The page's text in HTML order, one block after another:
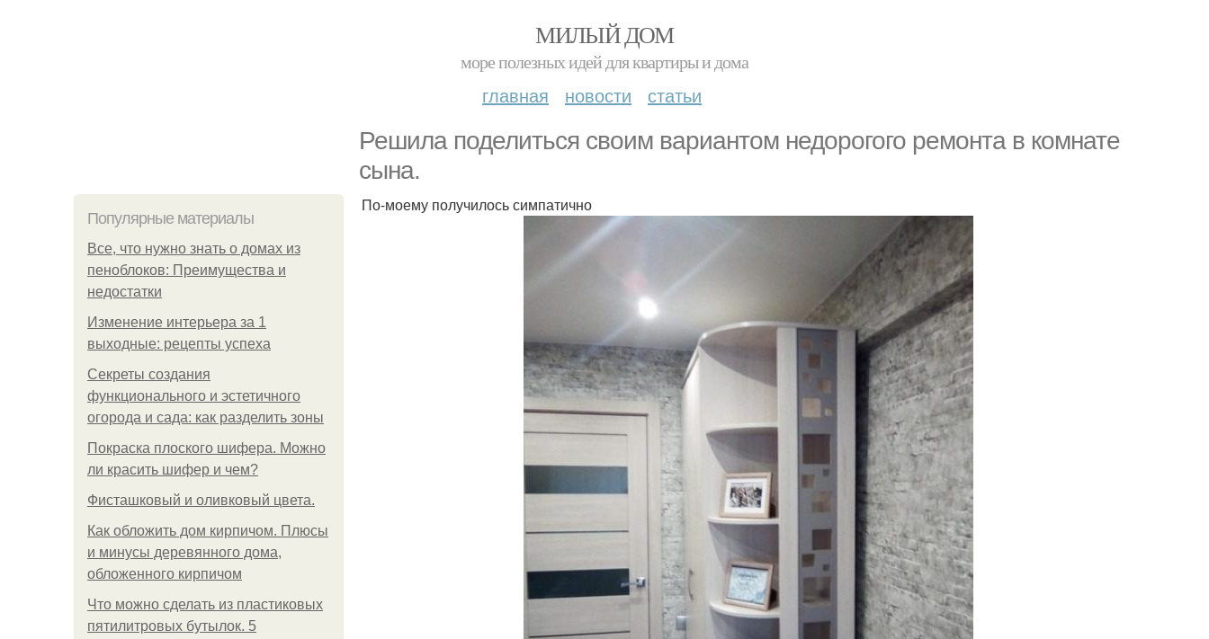
МИЛЫЙ ДОМ
море полезных идей для квартиры и дома
главная новости статьи
Решила поделиться своим вариантом недорогого ремонта в комнате
сына.
Популярные материалы
Все, что нужно знать о домах из
пеноблоков: Преимущества и
недостатки
Изменение интерьера за 1
выходные: рецепты успеха
Секреты создания
функционального и эстетичного
огорода и сада: как разделить зоны
Покраска плоского шифера. Можно
ли красить шифер и чем?
Фисташковый и оливковый цвета.
Как обложить дом кирпичом. Плюсы
и минусы деревянного дома,
обложенного кирпичом
Что можно сделать из пластиковых
пятилитровых бутылок. 5
По-моему получилось симпатично